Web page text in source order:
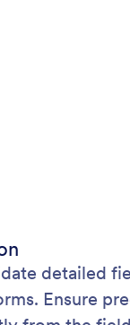
detailed
Ensure